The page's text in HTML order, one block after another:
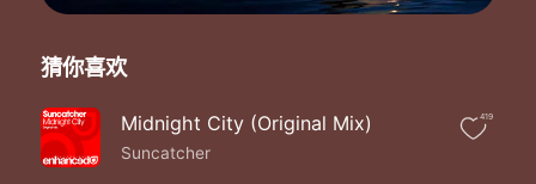
猜你喜欢
Midnight City (Original Mix)
Suncatcher
419